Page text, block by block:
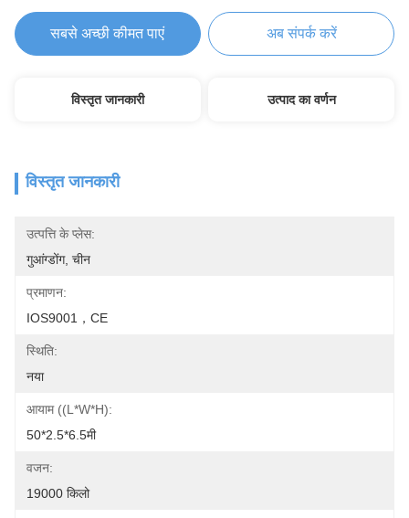
सबसे अच्छी कीमत पाएं अब संपर्क करें
विस्तृत जानकारी उत्पाद का वर्णन
विस्तृत जानकारी
उत्पत्ति के प्लेस:
गुआंग्डोंग, चीन
प्रमाणन:
IOS9001，CE
स्थिति:
नया
आयाम ((L*W*H):
50*2.5*6.5मी
वजन:
19000 किलो